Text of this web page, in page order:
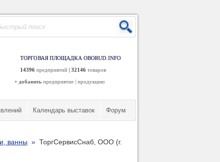
ТОРГОВАЯ ПЛОЩАДКА OBORUD.INFO
14396 предприятий | 32146 товаров
+ добавить предприятие | продукцию
Календарь выставок Форум
ванны » ТоргСервисСнаб, ООО (г.